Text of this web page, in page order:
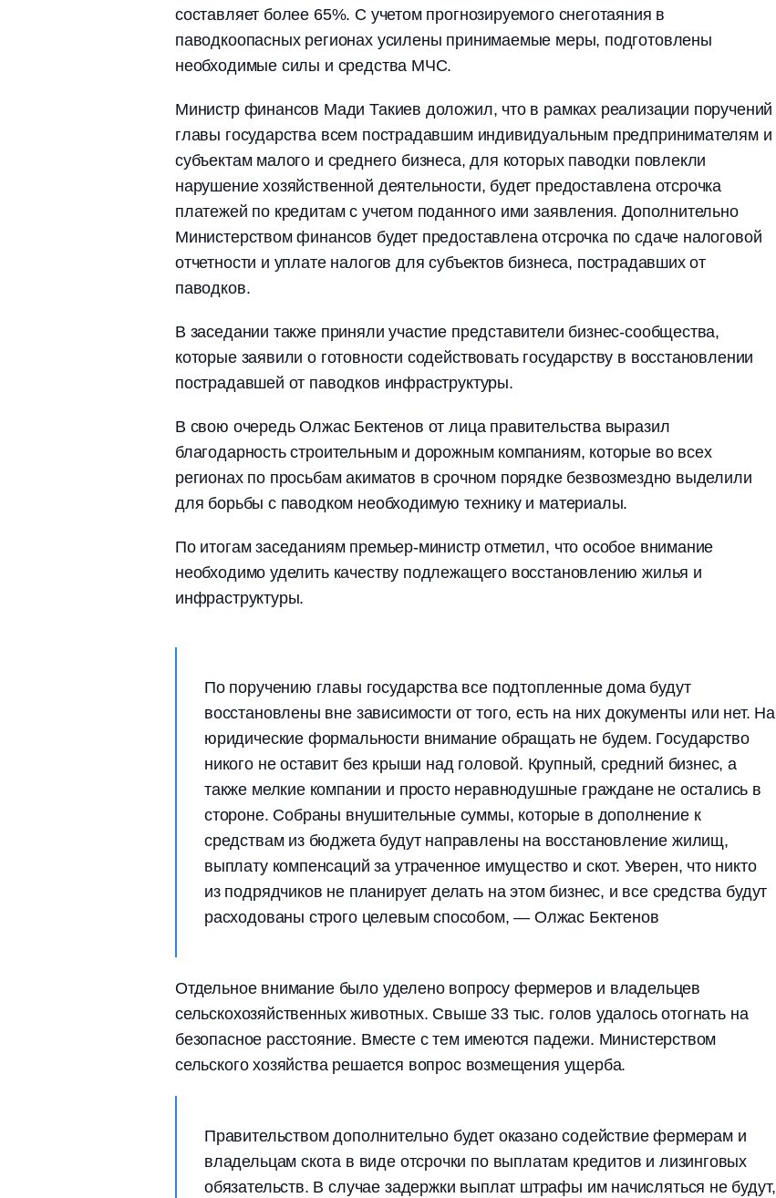
составляет более 65%. С учетом прогнозируемого снеготаяния в
паводкоопасных регионах усилены принимаемые меры, подготовлены
необходимые силы и средства МЧС.
Министр финансов Мади Такиев доложил, что в рамках реализации поручений
главы государства всем пострадавшим индивидуальным предпринимателям и
субъектам малого и среднего бизнеса, для которых паводки повлекли
нарушение хозяйственной деятельности, будет предоставлена отсрочка
платежей по кредитам с учетом поданного ими заявления. Дополнительно
Министерством финансов будет предоставлена отсрочка по сдаче налоговой
отчетности и уплате налогов для субъектов бизнеса, пострадавших от
паводков.
В заседании также приняли участие представители бизнес-сообщества,
которые заявили о готовности содействовать государству в восстановлении
пострадавшей от паводков инфраструктуры.
В свою очередь Олжас Бектенов от лица правительства выразил
благодарность строительным и дорожным компаниям, которые во всех
регионах по просьбам акиматов в срочном порядке безвозмездно выделили
для борьбы с паводком необходимую технику и материалы.
По итогам заседаниям премьер-министр отметил, что особое внимание
необходимо уделить качеству подлежащего восстановлению жилья и
инфраструктуры.
По поручению главы государства все подтопленные дома будут
восстановлены вне зависимости от того, есть на них документы или нет. На
юридические формальности внимание обращать не будем. Государство
никого не оставит без крыши над головой. Крупный, средний бизнес, а
также мелкие компании и просто неравнодушные граждане не остались в
стороне. Собраны внушительные суммы, которые в дополнение к
средствам из бюджета будут направлены на восстановление жилищ,
выплату компенсаций за утраченное имущество и скот. Уверен, что никто
из подрядчиков не планирует делать на этом бизнес, и все средства будут
расходованы строго целевым способом, — Олжас Бектенов
Отдельное внимание было уделено вопросу фермеров и владельцев
сельскохозяйственных животных. Свыше 33 тыс. голов удалось отогнать на
безопасное расстояние. Вместе с тем имеются падежи. Министерством
сельского хозяйства решается вопрос возмещения ущерба.
Правительством дополнительно будет оказано содействие фермерам и
владельцам скота в виде отсрочки по выплатам кредитов и лизинговых
обязательств. В случае задержки выплат штрафы им начисляться не будут,